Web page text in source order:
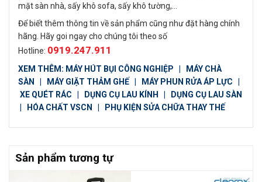
mặt sàn nhà, sấy khô sofa, sấy khô tường,…
Để biết thêm thông tin về sản phẩm cũng như đặt hàng chính
hãng. Hãy goi ngay cho chúng tôi theo số
Hotline: 0919.247.911
XEM THÊM: MÁY HÚT BỤI CÔNG NGHIỆP | MÁY CHÀ
SÀN
| MÁY GIẶT THẢM GHẾ | MÁY PHUN RỬA ÁP LỰC
|
XE QUÉT RÁC
| DỤNG CỤ LAU KÍNH | DỤNG CỤ LAU SÀN
| HÓA CHẤT VSCN | PHỤ KIỆN SỬA CHỮA THAY THẾ
Sản phẩm tương tự